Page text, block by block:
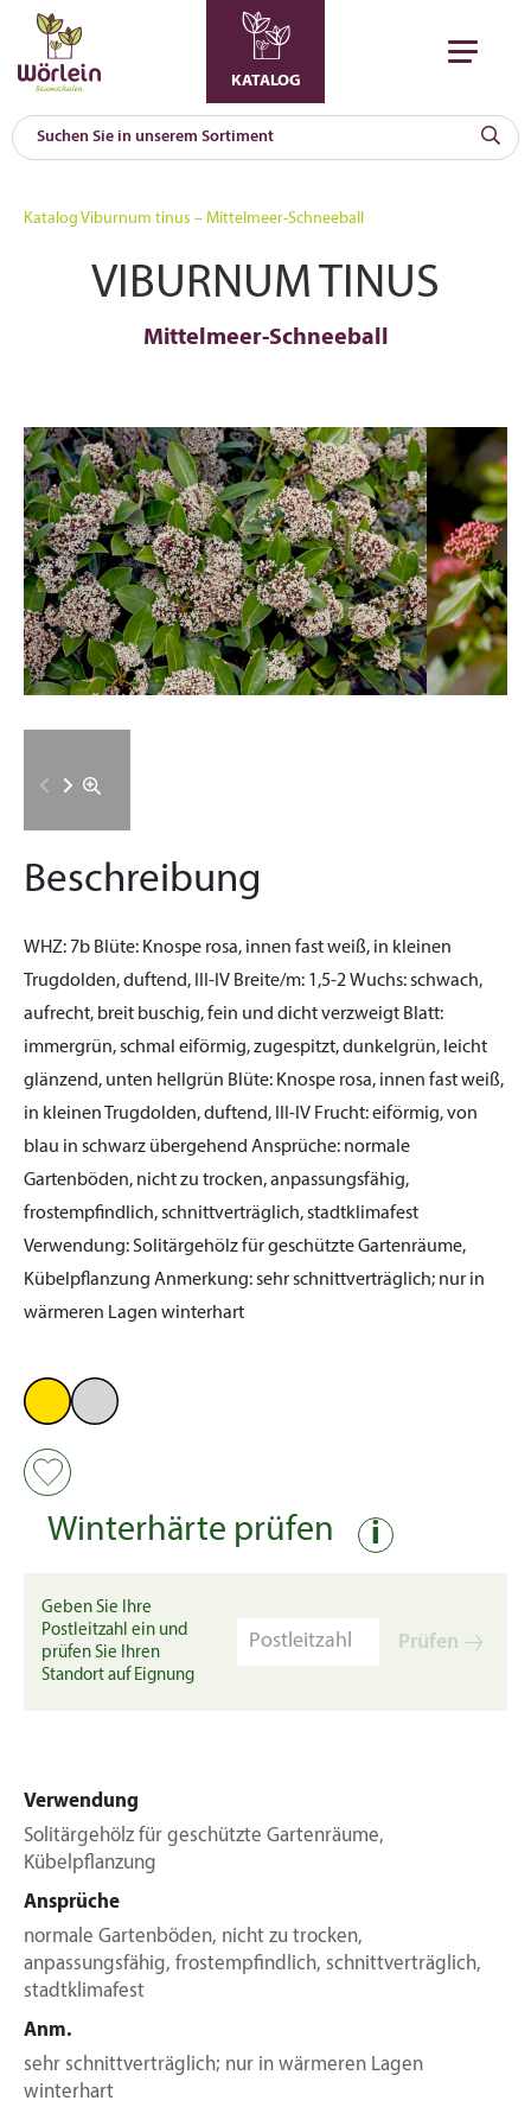
KATALOG
Katalog Viburnum tinus – Mittelmeer-Schneeball
VIBURNUM TINUS
Mittelmeer-Schneeball
Beschreibung
WHZ: 7b Blüte: Knospe rosa, innen fast weiß, in kleinen
Trugdolden, duftend, III-IV Breite/m: 1,5-2Wuchs:schwach,
aufrecht, breit buschig, fein und dicht verzweigt Blatt:
immergrün, schmal eiförmig, zugespitzt, dunkelgrün, leicht
glänzend, unten hellgrün Blüte: Knospe rosa, innen fast weiß,
in kleinen Trugdolden, duftend, III-IV Frucht:eiförmig, von
blau in schwarz übergehend Ansprüche: normale
Gartenböden, nicht zu trocken, anpassungsfähig,
frostempfindlich, schnittverträglich, stadtklimafest
Verwendung:Solitärgehölz für geschützte Gartenräume,
Kübelpflanzung Anmerkung:sehr schnittverträglich; nur in
wärmeren Lagen winterhart
Winterhärte prüfen i
Geben Sie Ihre
Postleitzahl ein und
prüfen Sie Ihren
Standort auf Eignung
Prüfen
Verwendung
Solitärgehölz für geschützte Gartenräume,
Kübelpflanzung
Ansprüche
normale Gartenböden, nicht zu trocken,
anpassungsfähig, frostempfindlich, schnittverträglich,
stadtklimafest
Anm.
sehr schnittverträglich; nur in wärmeren Lagen
winterhart